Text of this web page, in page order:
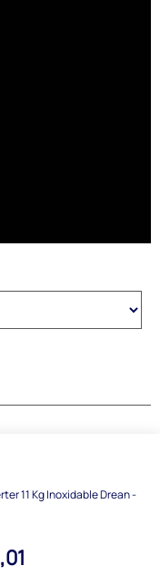
11 Kg Inoxidable Drean -